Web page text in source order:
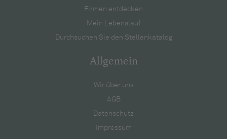
Firmen entdecken
Mein Lebenslauf
Durchsuchen Sie den Stellenkatalog
Allgemein
Wir über uns
AGB
Datenschutz
Impressum